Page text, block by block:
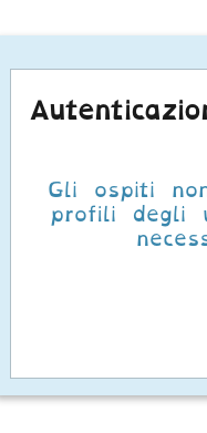
Gli ospiti
profili degli